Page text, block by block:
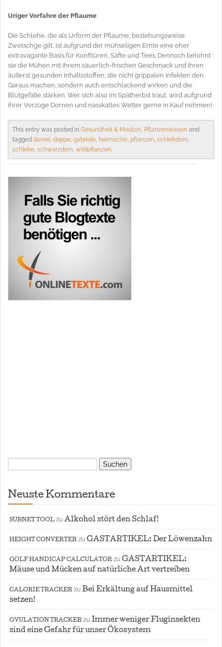
Uriger Vorfahre der Pflaume
Die Schlehe, die als Urform der Pflaume, beziehungsweise
Zwetschge gilt, ist aufgrund der mühseligen Ernte eine eher
extravagante Basis für Konfitüren, Säfte und Tees. Dennoch belohnt
sie die Mühen mit ihrem säuerlich-frischen Geschmack und ihren
äußerst gesunden Inhaltsstoffen, die nicht grippalen Infekten den
Garaus machen, sondern auch entschlackend wirken und die
Blutgefäße stärken. Wer sich also im Spätherbst traut, wird aufgrund
ihrer Vorzüge Dornen und nasskaltes Wetter gerne in Kauf nehmen!
This entry was posted in Gesundheit & Medizin, Pflanzenwissen and
tagged daniel, deppe, gabriele, heimische, pflanzen, schlehdorn,
schlehe, schwarzdorn, wildpflanzen.
Suchen
nach:
Neuste Kommentare
SUBNET TOOL zu Alkohol stört den Schlaf!
HEIGHT CONVERTER zu GASTARTIKEL: Der Löwenzahn
GOLF HANDICAP CALCULATOR zu GASTARTIKEL:
Mäuse und Mücken auf natürliche Art vertreiben
CALORIE TRACKER zu Bei Erkältung auf Hausmittel
setzen!
OVULATION TRACKER zu Immer weniger Fluginsekten
sind eine Gefahr für unser Ökosystem